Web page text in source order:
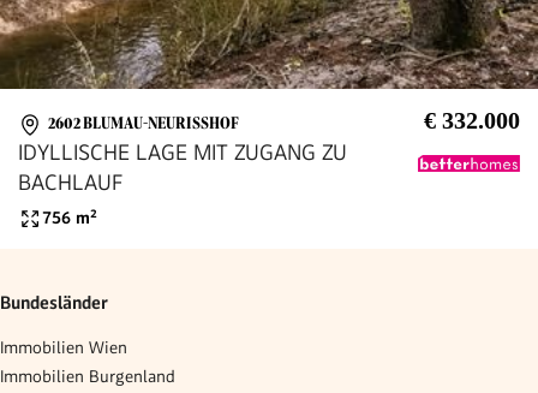
2602 BLUMAU-NEURISSHOF € 332.000
IDYLLISCHE LAGE MIT ZUGANG ZU
BACHLAUF
756 m²
Bundesländer
Immobilien Wien
Immobilien Burgenland